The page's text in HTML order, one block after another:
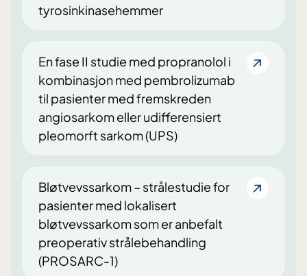
tyrosinkinasehemmer
En fase II studie med propranolol i
kombinasjon med pembrolizumab
til pasienter med fremskreden
angiosarkom eller udifferensiert
pleomorft sarkom (UPS)
Bløtvevssarkom – strålestudie for
pasienter med lokalisert
bløtvevssarkom som er anbefalt
preoperativ strålebehandling
(PROSARC-1)